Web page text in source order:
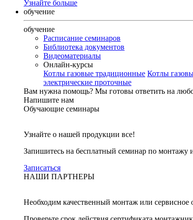
Узнайте больше
обучение
обучение
Расписание семинаров
Библиотека документов
Видеоматериалы
Онлайн-курсы
Котлы газовые традиционные Котлы
электрические проточные
Вам нужна помощь? Мы готовы ответить на
Напишите нам
Обучающие семинары
Узнайте о нашей продукции все!
Запишитесь на бесплатный семинар по монтажу
Записаться
НАШИ ПАРТНЕРЫ
Необходим качественный монтаж или сервисное